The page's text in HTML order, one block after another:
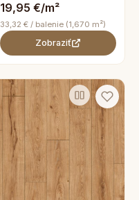
19,95 €/m²
33,32 € / balenie (1,670 m²)
Zobraziť